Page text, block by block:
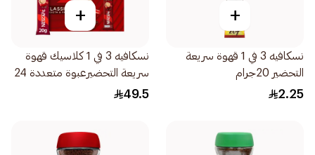
+
نسكافيه 3 في 1 قهوة سريعة
التحضير 20جرام
2.25
+
نسكافيه 3 في 1 كلاسيك قهوة
سريعة التحضيرعبوة متعددة 24
× 20جرام
49.5